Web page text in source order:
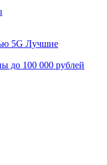
5G Лучшие
до 100 000 рублей